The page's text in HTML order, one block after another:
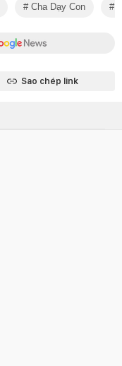
Cha Dạy Con
Sao chép link